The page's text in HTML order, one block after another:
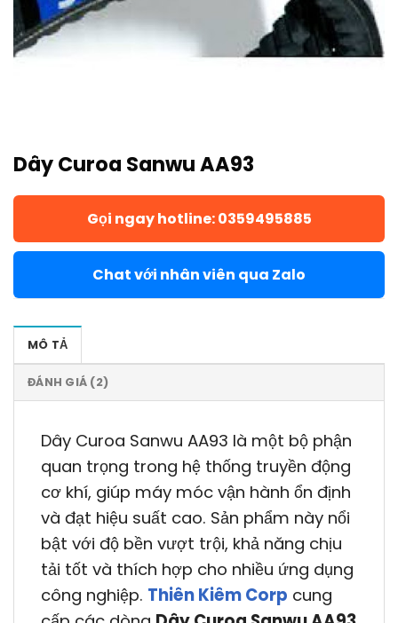
Dây Curoa Sanwu AA93
Gọi ngay hotline: 0359495885
Chat với nhân viên qua Zalo
MÔ TẢ
ĐÁNH GIÁ (2)
Dây Curoa Sanwu AA93 là một bộ phận
quan trọng trong hệ thống truyền động
cơ khí, giúp máy móc vận hành ổn định
và đạt hiệu suất cao. Sản phẩm này nổi
bật với độ bền vượt trội, khả năng chịu
tải tốt và thích hợp cho nhiều ứng dụng
công nghiệp. Thiên Kiêm Corp cung